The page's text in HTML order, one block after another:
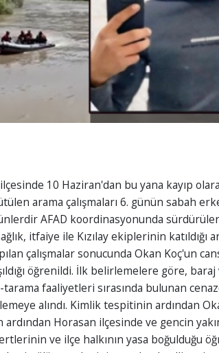
10 Haziran'dan bu yana kayıp
arama çalışmaları 6. günün sabah
AFAD koordinasyonunda sürdürülen
itfaiye ile Kızılay ekiplerinin katıldığı
çalışmalar sonucunda Okan Koç'un
öğrenildi. İlk belirlemelere göre,
tarama faaliyetleri sırasında bulunan
alındı. Kimlik tespitinin ardından
Horasan ilçesinde ve gencin
ve ilçe halkının yasa boğulduğu